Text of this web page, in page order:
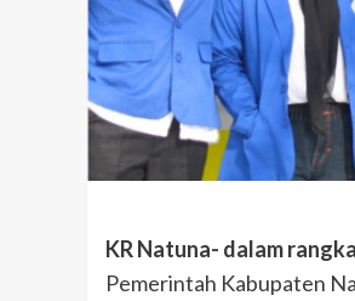
KR Natuna- dalam
Pemerintah Kabupaten